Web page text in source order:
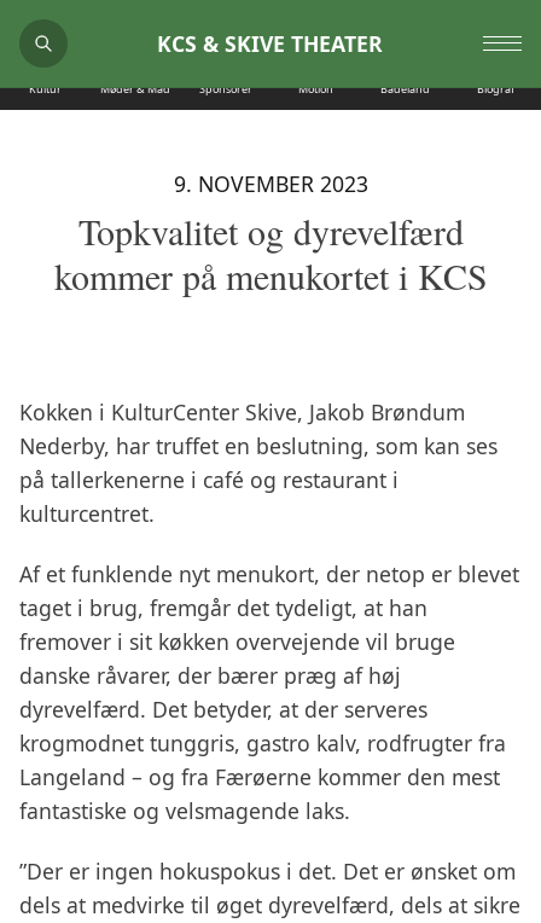
KCS & SKIVE THEATER
Kultur Møder & Mad Sponsorer Motion Badeland Biograf
9. NOVEMBER 2023
Topkvalitet og dyrevelfærd
kommer på menukortet i KCS
Kokken i KulturCenter Skive, Jakob Brøndum
Nederby, har truffet en beslutning, som kan ses
på tallerkenerne i café og restaurant i
kulturcentret.
Af et funklende nyt menukort, der netop er blevet
taget i brug, fremgår det tydeligt, at han
fremover i sit køkken overvejende vil bruge
danske råvarer, der bærer præg af høj
dyrevelfærd. Det betyder, at der serveres
krogmodnet tunggris, gastro kalv, rodfrugter fra
Langeland – og fra Færøerne kommer den mest
fantastiske og velsmagende laks.
”Der er ingen hokuspokus i det. Det er ønsket om
dels at medvirke til øget dyrevelfærd, dels at sikre